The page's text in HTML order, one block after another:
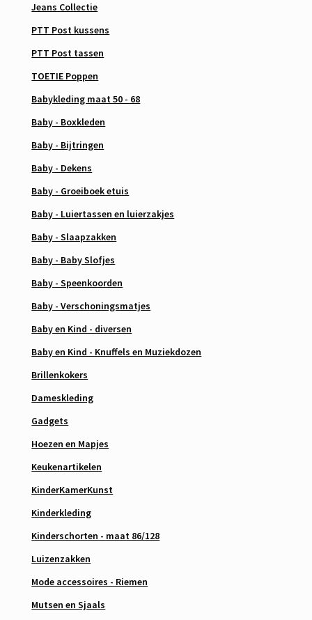
Jeans Collectie
PTT Post kussens
PTT Post tassen
TOETIE Poppen
Babykleding maat 50 - 68
Baby - Boxkleden
Baby - Bijtringen
Baby - Dekens
Baby - Groeiboek etuis
Baby - Luiertassen en luierzakjes
Baby - Slaapzakken
Baby - Baby Slofjes
Baby - Speenkoorden
Baby - Verschoningsmatjes
Baby en Kind - diversen
Baby en Kind - Knuffels en Muziekdozen
Brillenkokers
Dameskleding
Gadgets
Hoezen en Mapjes
Keukenartikelen
KinderKamerKunst
Kinderkleding
Kinderschorten - maat 86/128
Luizenzakken
Mode accessoires - Riemen
Mutsen en Sjaals